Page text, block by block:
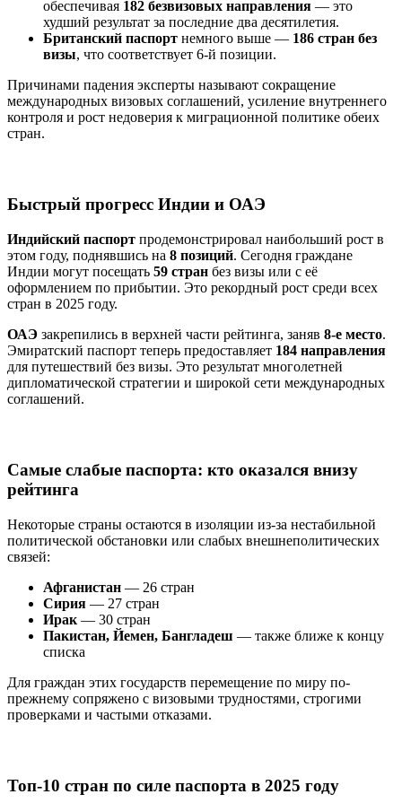
обеспечивая 182 безвизовых направления — это
худший результат за последние два десятилетия.
Британский паспорт немного выше — 186 стран без
визы, что соответствует 6-й позиции.
Причинами падения эксперты называют сокращение
международных визовых соглашений, усиление внутреннего
контроля и рост недоверия к миграционной политике обеих
стран.
Быстрый прогресс Индии и ОАЭ
Индийский паспорт продемонстрировал наибольший рост в
этом году, поднявшись на 8 позиций. Сегодня граждане
Индии могут посещать 59 стран без визы или с её
оформлением по прибытии. Это рекордный рост среди всех
стран в 2025 году.
ОАЭ закрепились в верхней части рейтинга, заняв 8-е место.
Эмиратский паспорт теперь предоставляет 184 направления
для путешествий без визы. Это результат многолетней
дипломатической стратегии и широкой сети международных
соглашений.
Самые слабые паспорта: кто оказался внизу
рейтинга
Некоторые страны остаются в изоляции из-за нестабильной
политической обстановки или слабых внешнеполитических
связей:
Афганистан — 26 стран
Сирия — 27 стран
Ирак — 30 стран
Пакистан, Йемен, Бангладеш — также ближе к концу
списка
Для граждан этих государств перемещение по миру по-
прежнему сопряжено с визовыми трудностями, строгими
проверками и частыми отказами.
Топ-10 стран по силе паспорта в 2025 году